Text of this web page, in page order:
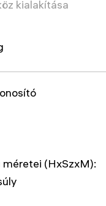
kialakítása
(HxSzxM):